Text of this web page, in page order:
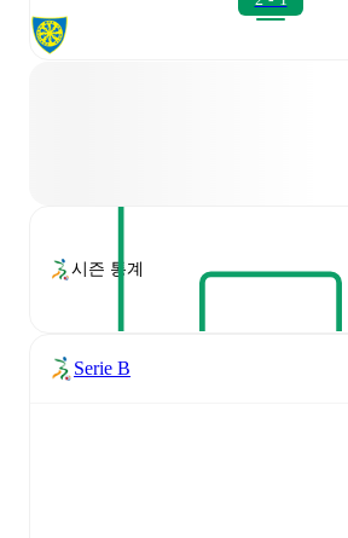
시즌 통계
Serie B